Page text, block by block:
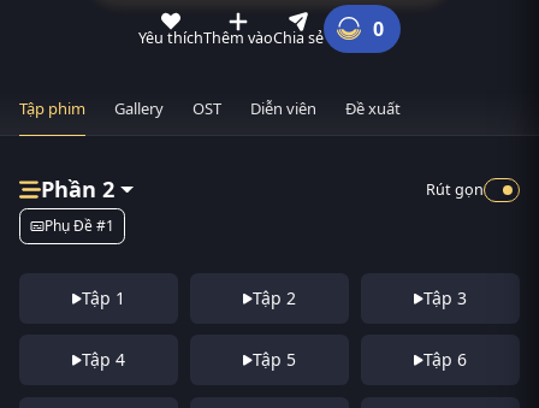
Yêu thíchThêm vàoChia sẻ 0
Tập phim Gallery OST Diễn viên Đề xuất
Phần 2
Phụ Đề #1
Rút gọn
Tập 1 Tập 2 Tập 3
Tập 4 Tập 5 Tập 6